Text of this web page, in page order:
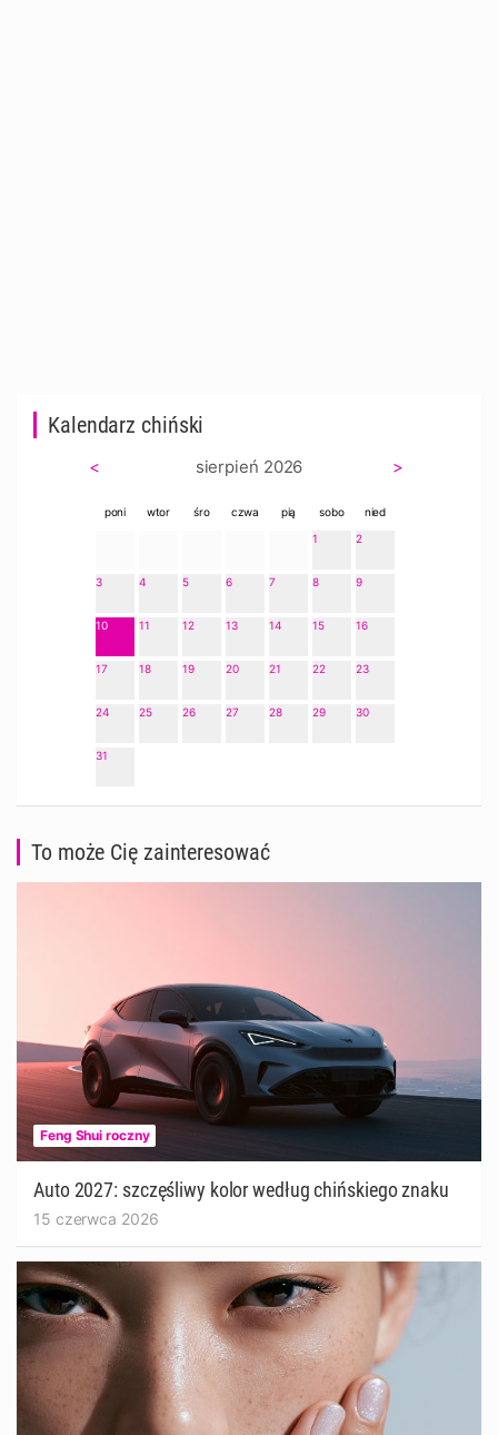
Kalendarz chiński
< sierpień 2026 >
poni wtor śro czwa pią sobo
nied
1
2
3 4 5 6 7 8 9
10 11 12 13 14 15 16
17 18 19 20 21 22 23
24 25 26 27 28 29 30
31
To może Cię zainteresować
Feng Shui roczny
Auto 2027: szczęśliwy kolor według chińskiego znaku
15 czerwca 2026